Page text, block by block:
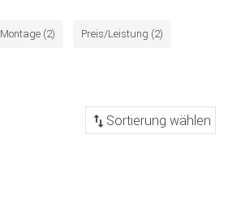
Montage (2) Preis/Leistung (2)